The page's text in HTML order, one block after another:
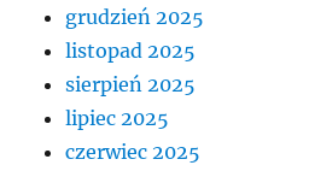
grudzień 2025
listopad 2025
sierpień 2025
lipiec 2025
czerwiec 2025